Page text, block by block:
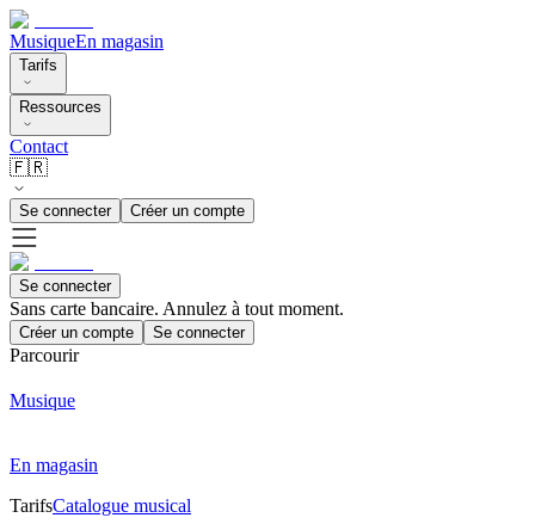
MusiqueEn magasin
Tarifs
Ressources
Contact
🇫🇷
Se connecter Créer un compte
Se connecter
Sans carte bancaire. Annulez à tout moment.
Créer un compte Se connecter
Parcourir
Musique
En magasin
TarifsCatalogue musical